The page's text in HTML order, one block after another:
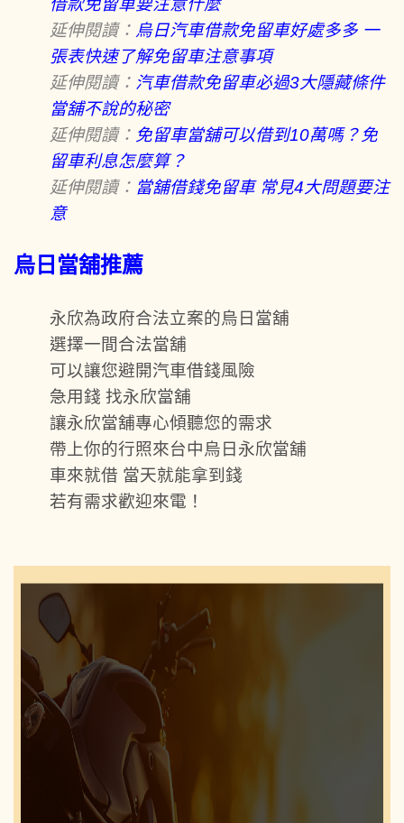
延伸閱讀： 烏日汽車借款免留車好處多多 一
張表快速了解免留車注意事項
延伸閱讀： 汽車借款免留車必過3大隱藏條件
當舖不說的秘密
延伸閱讀： 免留車當舖可以借到10萬嗎？免
留車利息怎麼算？
延伸閱讀： 當舖借錢免留車 常見4大問題要注
意
烏日當舖推薦
永欣為政府合法立案的烏日當舖
選擇一間合法當舖
可以讓您避開汽車借錢風險
急用錢 找永欣當舖
讓永欣當舖專心傾聽您的需求
帶上你的行照來台中烏日永欣當舖
車來就借 當天就能拿到錢
若有需求歡迎來電！